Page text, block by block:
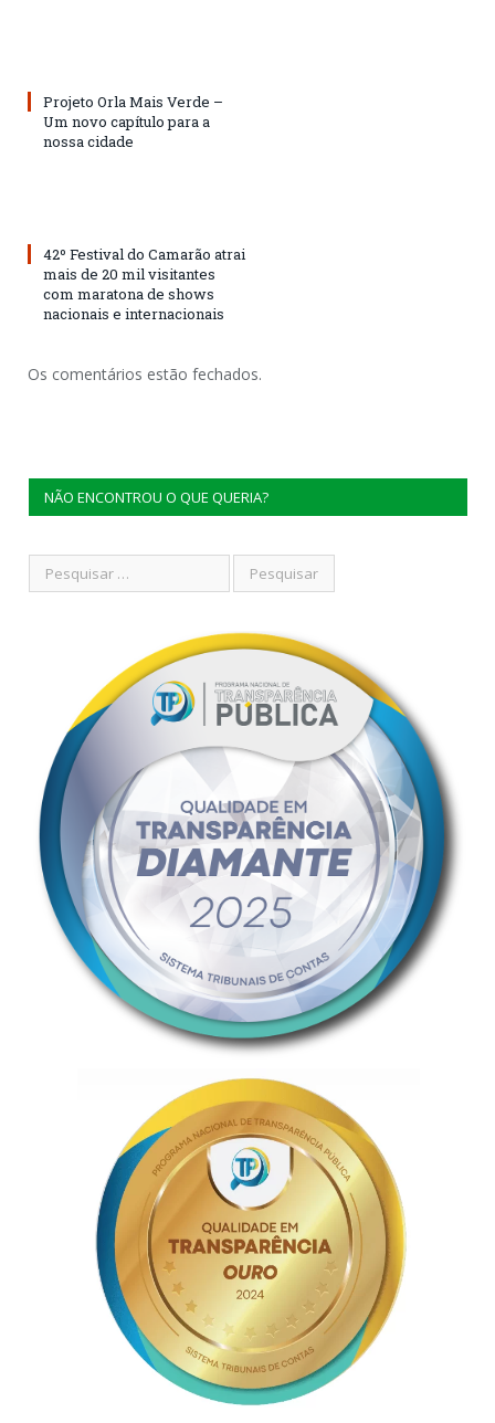
Projeto Orla Mais Verde –
Um novo capítulo para a
nossa cidade
42º Festival do Camarão atrai
mais de 20 mil visitantes
com maratona de shows
nacionais e internacionais
Os comentários estão fechados.
NÃO ENCONTROU O QUE QUERIA?